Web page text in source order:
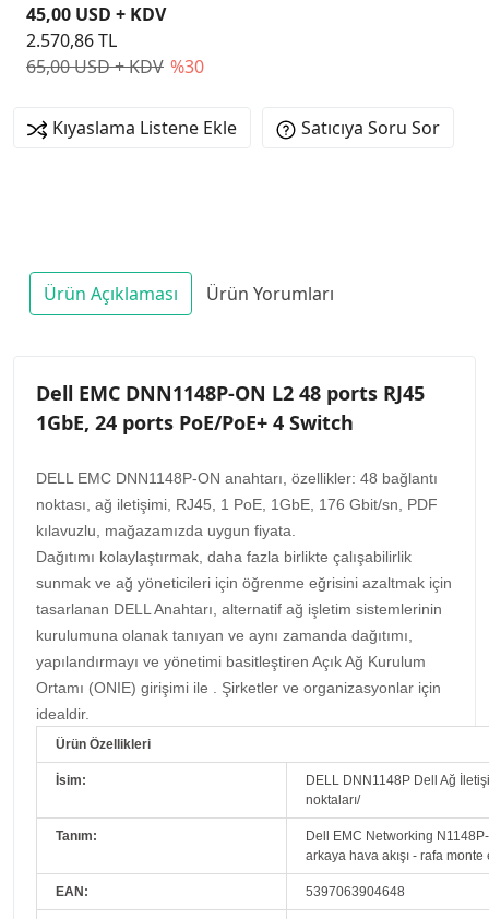
65,00 USD + KDV %30
45,00 USD + KDV
2.570,86 TL
Kıyaslama Listene Ekle Satıcıya Soru Sor
Ürün Açıklaması Ürün Yorumları
Dell EMC DNN1148P-ON L2 48 ports RJ45
1GbE, 24 ports PoE/PoE+ 4 Switch
DELL EMC DNN1148P-ON anahtarı, özellikler: 48 bağlantı
noktası, ağ iletişimi, RJ45, 1 PoE, 1GbE, 176 Gbit/sn, PDF
kılavuzlu, mağazamızda uygun fiyata.
Dağıtımı kolaylaştırmak, daha fazla birlikte çalışabilirlik
sunmak ve ağ yöneticileri için öğrenme eğrisini azaltmak için
tasarlanan DELL Anahtarı, alternatif ağ işletim sistemlerinin
kurulumuna olanak tanıyan ve aynı zamanda dağıtımı,
yapılandırmayı ve yönetimi basitleştiren Açık Ağ Kurulum
Ortamı (ONIE) girişimi ile . Şirketler ve organizasyonlar için
idealdir.
Ürün Özellikleri
İsim:
DELL DNN1148P Dell Ağ
noktaları/
Tanım:
Dell EMC Networking
arkaya hava akışı - rafa
EAN: 5397063904648